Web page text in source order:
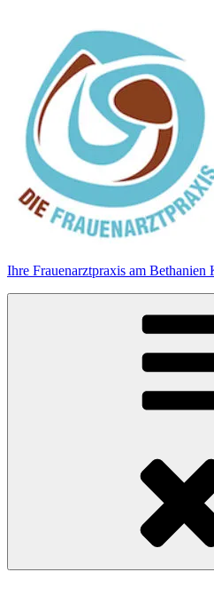
Ihre Frauenarztpraxis am Bethanien